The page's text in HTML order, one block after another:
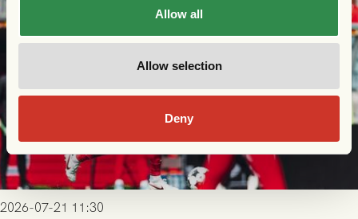
Allow all
Allow selection
Deny
2026-07-21 11:30